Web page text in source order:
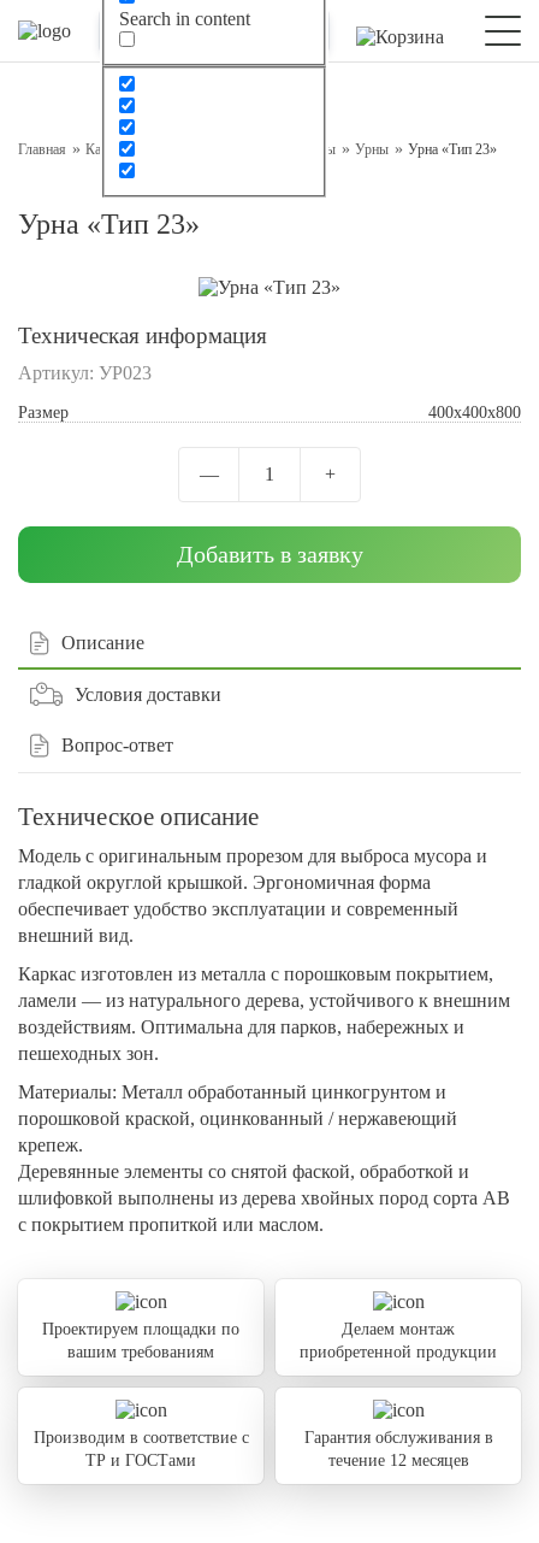
Search in content
Главная Каталог Малые архитектурные формы Урны Урна «Тип 23»
Урна «Тип 23»
Техническая информация
Артикул: УР023
Размер 400x400x800
— 1 +
Добавить в заявку
Описание
Условия доставки
Вопрос-ответ
Техническое описание
Модель с оригинальным прорезом для выброса мусора и
гладкой округлой крышкой. Эргономичная форма
обеспечивает удобство эксплуатации и современный
внешний вид.
Каркас изготовлен из металла с порошковым покрытием,
ламели — из натурального дерева, устойчивого к внешним
воздействиям. Оптимальна для парков, набережных и
пешеходных зон.
Материалы: Металл обработанный цинкогрунтом и
порошковой краской, оцинкованный / нержавеющий
крепеж.
Деревянные элементы со снятой фаской, обработкой и
шлифовкой выполнены из дерева хвойных пород сорта АВ
с покрытием пропиткой или маслом.
Проектируем площадки по
вашим требованиям
Делаем монтаж
приобретенной продукции
Производим в соответствие с
ТР и ГОСТами
Гарантия обслуживания в
течение 12 месяцев
Оставьте заявку на консультацию
Наш менеджер свяжется с вами в ближайшее время
персональных данных
Отправить